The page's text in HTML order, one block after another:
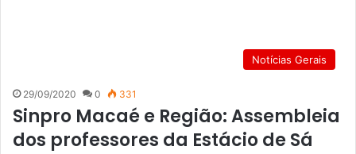
Notícias Gerais
29/09/2020 0 331
Sinpro Macaé e Região: Assembleia
dos professores da Estácio de Sá